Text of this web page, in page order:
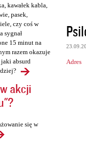
kawałek kabla,
pasek,
czy coś w
sygnał
15 minut na
razem okazuje
absurd
akcji
się w
Adres